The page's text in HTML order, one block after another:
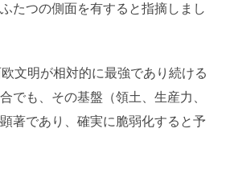
たつの側面を有すると指摘しまし
文明が相対的に最強であり続ける
でも、その基盤（領土、生産力、
著であり、確実に脆弱化すると予